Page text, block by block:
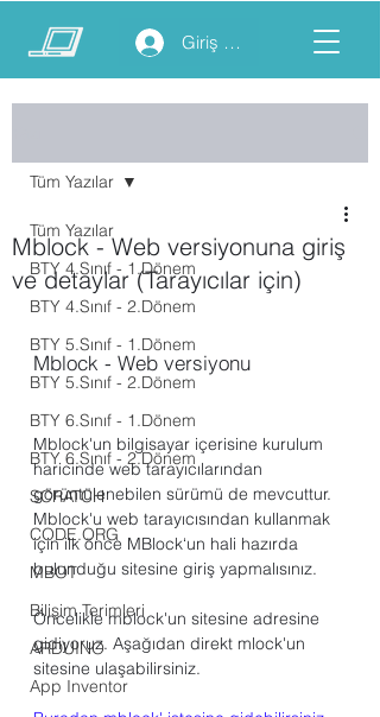
Giriş yap
Tüm Yazılar
BTY 4.Sınıf - 1.Dönem
BTY 4.Sınıf - 2.Dönem
BTY 5.Sınıf - 1.Dönem
BTY 5.Sınıf - 2.Dönem
BTY 6.Sınıf - 1.Dönem
BTY 6.Sınıf - 2.Dönem
SCRATCH
CODE.ORG
MBOT
Bilişim Terimleri
ARDUINO
App Inventor
Tüm Yazılar
Mblock - Web versiyonuna giriş
ve detaylar (Tarayıcılar için)
Mblock - Web versiyonu
Mblock'un bilgisayar içerisine kurulum
haricinde web tarayıcılarından
görüntülenebilen sürümü de mevcuttur.
Mblock'u web tarayıcısından kullanmak
için ilk önce MBlock‘un hali hazırda
bulunduğu sitesine giriş yapmalısınız.
Öncelikle mblock'un sitesine adresine
gidiyoruz. Aşağıdan direkt mlock'un
sitesine ulaşabilirsiniz.